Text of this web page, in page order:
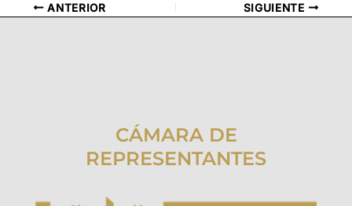
ANTERIOR SIGUIENTE
CÁMARA DE
REPRESENTANTES